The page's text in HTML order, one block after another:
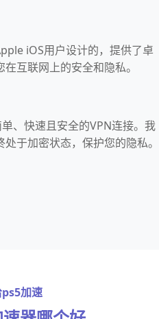
iOS用户设计的，提供了卓
互联网上的安全和隐私。
、快速且安全的VPN连接。我
于加密状态，保护您的隐私。
加速